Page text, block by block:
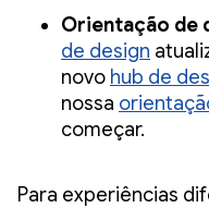
Orientação de
de design
novo hub de
nossa
começar.
Para experiências